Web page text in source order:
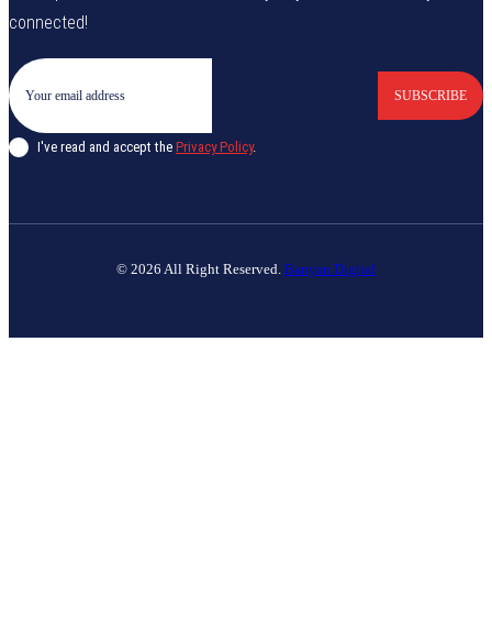
connected!
SUBSCRIBE
I've read and accept the Privacy Policy.
© 2026 All Right Reserved. Banyan Digital